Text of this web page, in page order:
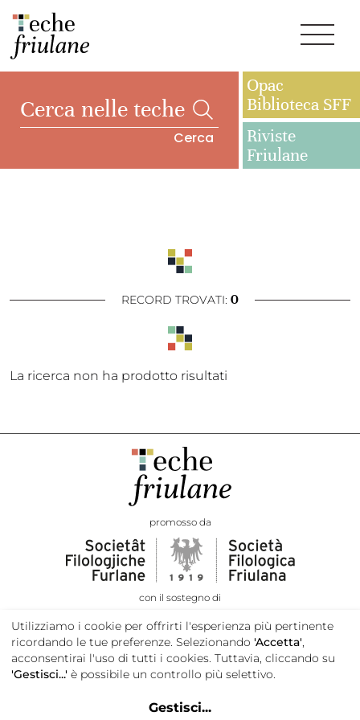
Cerca
Opac
Biblioteca SFF
Riviste
Friulane
RECORD TROVATI: 0
La ricerca non ha prodotto risultati
promosso da
con il sostegno di
Utilizziamo i cookie per offrirti l'esperienza più pertinente
ricordando le tue preferenze. Selezionando 'Accetta',
acconsentirai l'uso di tutti i cookies. Tuttavia, cliccando su
'Gestisci...' è possibile un controllo più selettivo.
Gestisci...